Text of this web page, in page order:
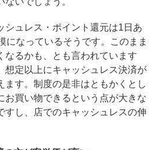
シュレス・ポイント還元は1日あ
になっているそうです。このまま
なるかも、とも言われています
想定以上にキャッシュレス決済が
ます。制度の是非はともかくとし
お買い物できるという点が大きな
すし、店でのキャッシュレスの伸